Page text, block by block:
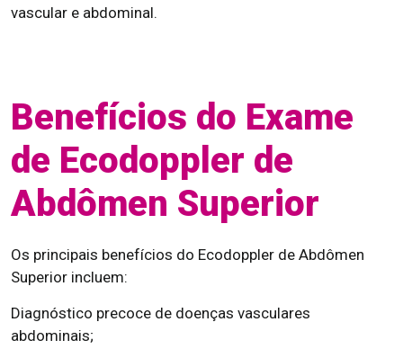
vascular e abdominal.
Benefícios do Exame
de Ecodoppler de
Abdômen Superior
Os principais benefícios do Ecodoppler de Abdômen
Superior incluem:
Diagnóstico precoce de doenças vasculares
abdominais;